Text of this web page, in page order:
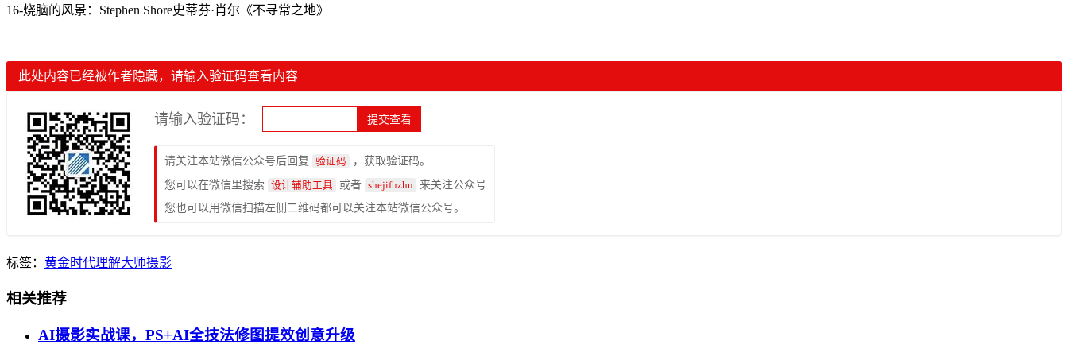
16-烧脑的风景：Stephen Shore史蒂芬·肖尔《不寻常之地》
此处内容已经被作者隐藏，请输入验证码查看内容
请输入验证码：
请关注本站微信公众号后回复 验证码
，获取验证码。
您可以在微信里搜索
设计辅助工具 或者 shejifuzhu
来关注公众号
您也可以用微信扫描左侧二维码都可以关注本站微信公众号。
标签： 黄金时代理解大师摄影
相关推荐
AI摄影实战课，PS+AI全技法修图提效创意升级